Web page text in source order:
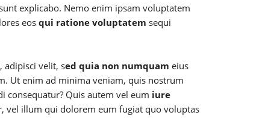
explicabo. Nemo enim ipsam voluptatem
eos qui ratione voluptatem sequi
adipisci velit, sed quia non numquam eius
Ut enim ad minima veniam, quis nostrum
Quis autem vel eum iure
vel illum qui dolorem eum fugiat quo voluptas